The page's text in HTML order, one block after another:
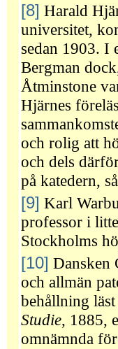
[8] Harald
universitet,
sedan 1903. I
Bergman
Åtminstone
Hjärnes
och rolig att
och dels
på katedern,
[9] Karl
professor i
Stockholms
[10] Dansken
och allmän
behållning läst
Studie, 1885,
omnämnda